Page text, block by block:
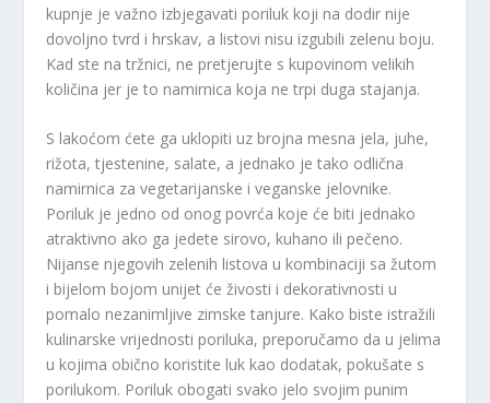
kupnje je važno izbjegavati poriluk koji na dodir nije
dovoljno tvrd i hrskav, a listovi nisu izgubili zelenu boju.
Kad ste na tržnici, ne pretjerujte s kupovinom velikih
količina jer je to namirnica koja ne trpi duga stajanja.
S lakoćom ćete ga uklopiti uz brojna mesna jela, juhe,
rižota, tjestenine, salate, a jednako je tako odlična
namirnica za vegetarijanske i veganske jelovnike.
Poriluk je jedno od onog povrća koje će biti jednako
atraktivno ako ga jedete sirovo, kuhano ili pečeno.
Nijanse njegovih zelenih listova u kombinaciji sa žutom
i bijelom bojom unijet će živosti i dekorativnosti u
pomalo nezanimljive zimske tanjure. Kako biste istražili
kulinarske vrijednosti poriluka, preporučamo da u jelima
u kojima obično koristite luk kao dodatak, pokušate s
porilukom. Poriluk obogati svako jelo svojim punim